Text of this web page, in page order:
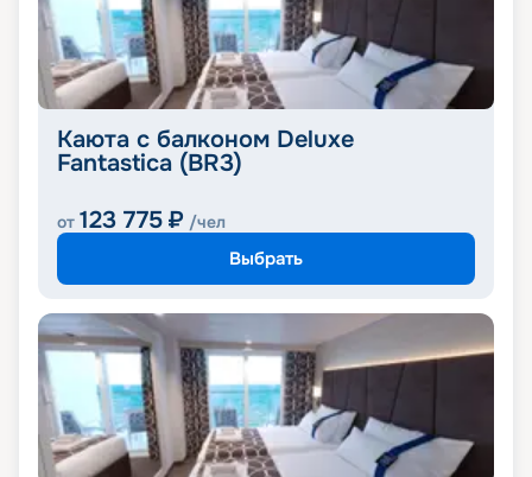
Каюта с балконом Deluxe
Fantastica (BR3)
от 123 775 ₽ /чел
Выбрать